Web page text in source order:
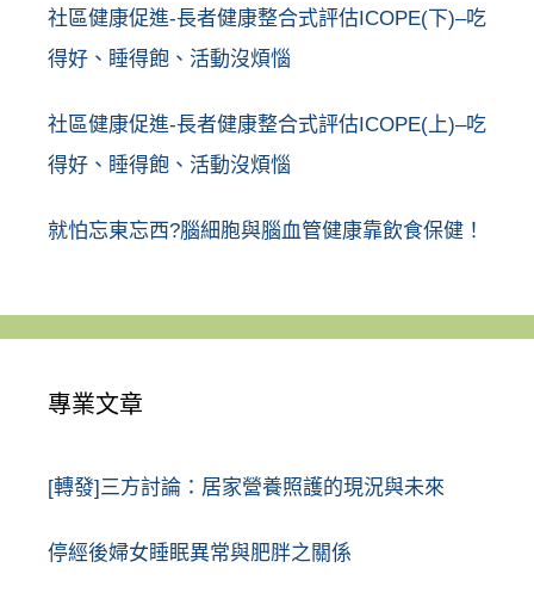
社區健康促進-長者健康整合式評估ICOPE(下)–吃
得好、睡得飽、活動沒煩惱
社區健康促進-長者健康整合式評估ICOPE(上)–吃
得好、睡得飽、活動沒煩惱
就怕忘東忘西?腦細胞與腦血管健康靠飲食保健！
專業文章
[轉發]三方討論：居家營養照護的現況與未來
停經後婦女睡眠異常與肥胖之關係